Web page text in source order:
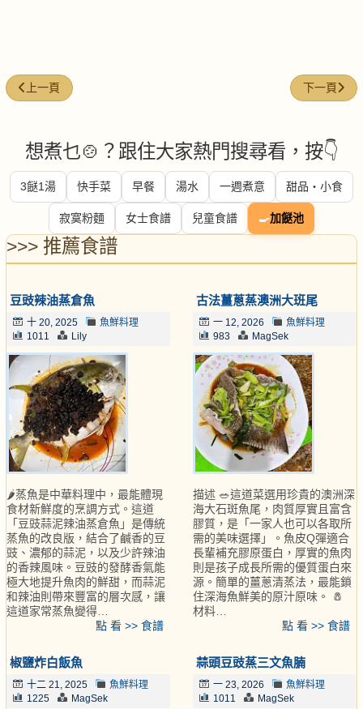
上一篇文章: 麵豉醬蒸鯇魚腩豆腐
上一頁 下一篇文章
下一頁
想煮乜🍲？跟住大家熱門搜尋看，按👇
3餸1湯 快手菜 早餐 湯水 一週煮意 甜品・小食
寂寞粉麵 女士食譜 兒童食譜 🍳加餸池
>>> 推薦食譜
豆豉辣油蒸倉魚
十 20, 2025
魚鮮料理
1011
Lily
🌶️蒸魚是中華料理中，最能體現
食材新鮮度的烹調方式。這道
「豆豉蒜泥辣油蒸倉魚」是傳統
蒸魚的改良版，結合了鹹香的豆
豉、濃郁的蒜泥，以及少許辣油
的香辣風味。豆豉的發酵香氣能
極大地提升魚肉的鮮甜，而蒜泥
和辣油則帶來豐富的層次感，讓
這道家常蒸魚變得…
點 看 >> 食譜
古法薑蔥蒸澳洲大班尾
一 12, 2026
魚鮮料理
983
MagSek
描述 🥗這道菜選用珍貴的澳洲深
海大石斑魚尾，肉質厚實且富含
膠質，是「一家人也可以各取所
需的美味選擇」。魚皮Q彈適合
長輩補充膠原蛋白，厚實的魚肉
則是孩子成長所需的優質蛋白來
源。簡單的薑蔥清蒸法，最能鎖
住深海魚鮮美的原汁原味。 🧂
材料…
點 看 >> 食譜
椒鹽炸白飯魚
十二 21, 2025
魚鮮料理
1225
MagSek
蒜頭豆豉蒸三文魚腩
一 23, 2026
魚鮮料理
1011
MagSek